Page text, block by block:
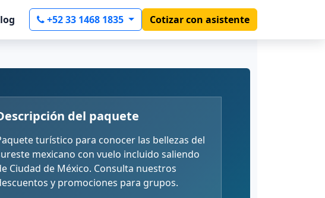
+52 33 1468 1835 Cotizar con asistente
del paquete
turístico para conocer las bellezas del
mexicano con vuelo incluido saliendo
Ciudad de México. Consulta nuestros
y promociones para grupos.